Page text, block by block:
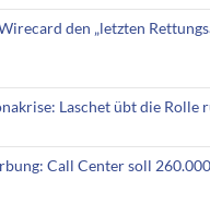
den „letzten
Laschet übt die Rolle
Call Center soll